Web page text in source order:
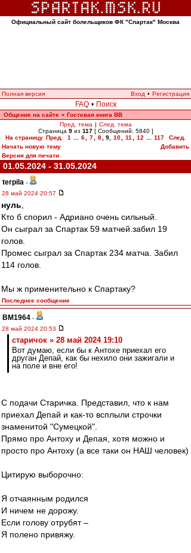
Официальный сайт болельщиков ФК "Спартак" Москва
Полная версия Вход • Регистрация
FAQ • Поиск
Общение на сайте » Гостевая книга ВВ
Пред. тема | След. тема
Страница 9из 117[ Сообщений: 5840 ]
На страницу Пред. 1 6 7 8 9 10 11 12 117
След.
Начать новую тему
Добавить
Версия для печати
01.05.2024 - 31.05.2024
terpila -
28 май 2024 20:57
нуль
Кто б спорил - Адриано очень сильный.
Он сыграл за Спартак 59 матчей.забил 19
голов.
Промес сыграл за Спартак 234 матча. Забил
114 голов.
Мы ж применительно к Спартаку?
Последнее сообщение
BM1964 -
28 май 2024 20:53
старичок » 28 май 2024 19:10
Вот думаю, если бы к Антохе приехал его
друган Депай, как бы нехило они зажигали и
на поле и вне его!
С подачи Старичка. Представил, что к нам
приехал Депай и как-то всплыли строчки
знаменитой "Сумецкой".
Прямо про Антоху и Депая, хотя можно и
просто про Антоху (а все таки он НАШ человек)
Цитирую выборочно:
Я отчаянным родился
И ничем не дорожу.
Если голову отрубят –
Я полено привяжу.